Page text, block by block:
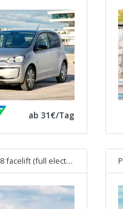
ab 31€/Tag
Peugeot e-208 facelift (full electric) oder